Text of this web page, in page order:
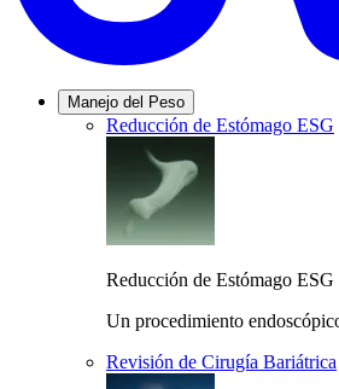
Manejo del Peso
Reducción de Estómago ESG
Reducción de Estómago ESG
Un procedimiento
Revisión de Cirugía Bariátrica